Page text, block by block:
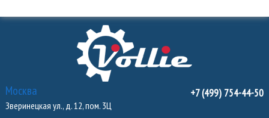
Москва
Зверинецкая ул., д. 12, пом. 3Ц
+7 (499) 754-44-50